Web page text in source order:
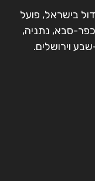
בישראל, פועל
סבא, נתניה,
וירושלים.